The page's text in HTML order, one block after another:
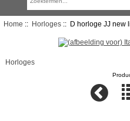
Home :: Horloges:: D horloge JJ new
Horloges